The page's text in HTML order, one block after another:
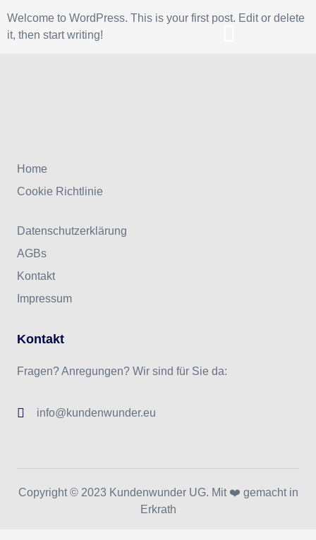
Welcome to WordPress. This is your first post. Edit or delete
it, then start writing!
Home
Cookie Richtlinie
Datenschutzerklärung
AGBs
Kontakt
Impressum
Kontakt
Fragen? Anregungen? Wir sind für Sie da:
info@kundenwunder.eu
Copyright © 2023 Kundenwunder UG. Mit ❤️ gemacht in
Erkrath